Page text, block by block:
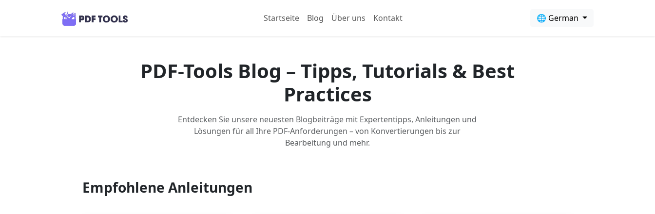
Startseite Blog Über uns Kontakt 🌐 German
PDF-Tools Blog – Tipps, Tutorials & Best
Practices
Entdecken Sie unsere neuesten Blogbeiträge mit Expertentipps, Anleitungen und
Lösungen für all Ihre PDF-Anforderungen – von Konvertierungen bis zur
Bearbeitung und mehr.
Empfohlene Anleitungen